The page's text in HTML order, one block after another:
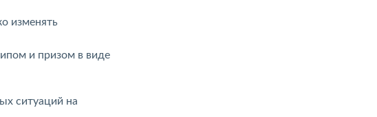
изменять
и призом в виде
ситуаций на